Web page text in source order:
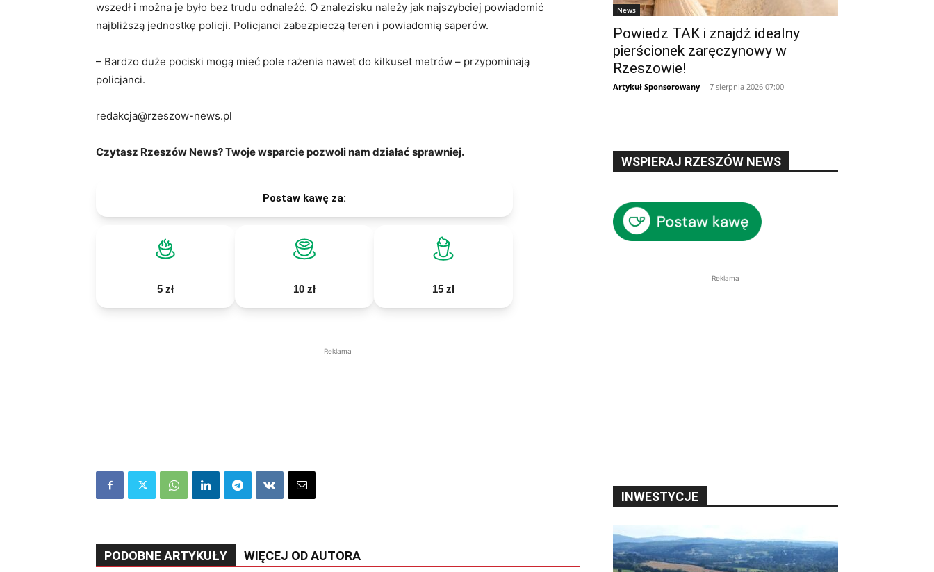
wszedł i można je było bez trudu odnaleźć. O znalezisku należy jak najszybciej powiadomić
najbliższą jednostkę policji. Policjanci zabezpieczą teren i powiadomią saperów.
– Bardzo duże pociski mogą mieć pole rażenia nawet do kilkuset metrów – przypominają
policjanci.
redakcja@rzeszow-news.pl
Czytasz Rzeszów News? Twoje wsparcie pozwoli nam działać sprawniej.
Postaw kawę za:
5 zł 10 zł 15 zł
Reklama
PODOBNE ARTYKUŁY WIĘCEJ OD AUTORA
News
Powiedz TAK i znajdź idealny
pierścionek zaręczynowy w
Rzeszowie!
Artykuł Sponsorowany - 7 sierpnia 2026 07:00
WSPIERAJ RZESZÓW NEWS
Reklama
INWESTYCJE